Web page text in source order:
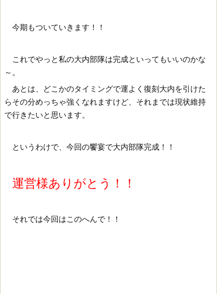
今期もついていきます！！
これでやっと私の大内部隊は完成といってもいいのかな
～。
あとは、どこかのタイミングで運よく復刻大内を引けた
らその分めっちゃ強くなれますけど、それまでは現状維持
で行きたいと思います。
というわけで、今回の饗宴で大内部隊完成！！
運営様ありがとう！！
それでは今回はこのへんで！！